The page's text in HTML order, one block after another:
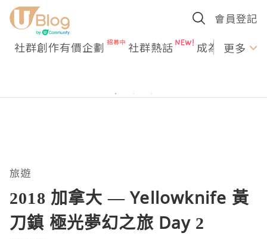
會員登記
社群創作有價企劃 社群熱話 成為U更多
旅遊
2018 加拿大 — Yellowknife 黃
刀鎮 極光夢幻之旅 Day 2